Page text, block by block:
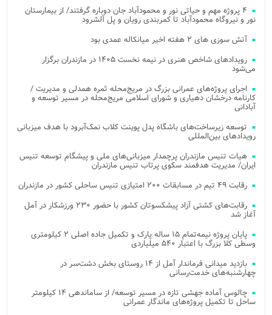
۴ پروژه مهم و حیاتی نور و محمودآباد جان دوباره گرفتند/ از بیمارستان
نور و نیروگاه محمودآباد تا کمربندی رویان و پل آلشرود
آتش‌ سوزی‌ های ۲ هفته اخیر میانکاله عمدی بود
رویدادهای شاخص هنری در نیمه نخست ۱۴۰۵ در مازندران برگزار
می‌شود
اجرای پروژه‌های عمرانی بزرگ در مریج‌محله ثمره همدلی و مدیریت /
کارنامه درخشان دهیاری و شورای اسلامی مریج‌محله در مسیر توسعه و
آبادانی
توسعه زیرساخت‌های باشگاه پدل پوینت کلاب نمک‌آبرود با هدف میزبانی
رویدادهای بین‌المللی
هیات تنیس مازندران پرچمدار میزبانی‌های ملی و پیشگام توسعه تنیس
ایران/ مدیریت هدفمند سکوی پرتاب تنیس مازندران
رقابت ۴۹ تیم در مسابقات ۲۰۰ امتیازی تنیس ساحلی کشور در مازندران
رقابت‌های کشتی آزاد پیشکسوتان کشور با حضور ۲۳۰ ورزشکار در آمل
آغاز شد
پایان پروژه نیمه‌تمام ۱۵ ساله پارک و تکمیل جاده اصلی ۲ کیلومتری
وسطی کلا بزرگ با اعتبار ۵۴۰ میلیاردی
بازدید میدانی فرماندار آمل از ۱۴ روستای بخش دشت‌سر در
چهارشنبه‌های خدمت‌رسانی
چالوس آماده جهشی تازه در مسیر توسعه/ از ساماندهی ۱۴ کیلومتر
ساحل تا تکمیل پروژه‌های ماندگار عمرانی